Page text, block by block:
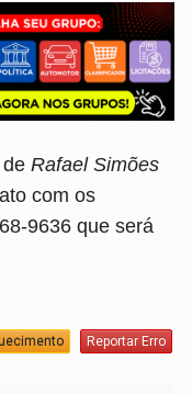
deRafael Simões
com os
9636 que será
Reportar Erro